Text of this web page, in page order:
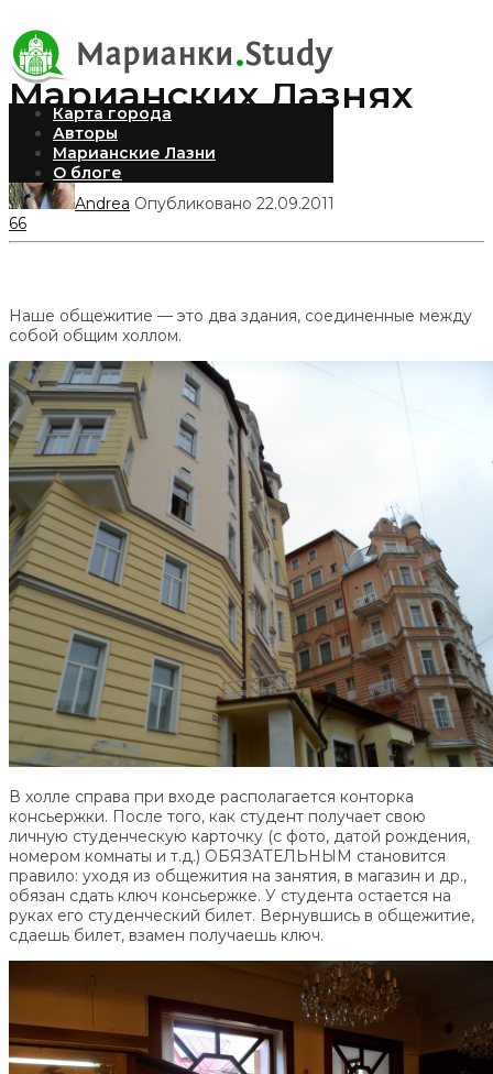
Карта города
Авторы
Марианские Лазни
О блоге
Общежитие в
Марианских Лазнях
Andrea Опубликовано 22.09.2011
66
Наше общежитие — это два здания, соединенные между
собой общим холлом.
В холле справа при входе располагается конторка
консьержки. После того, как студент получает свою
личную студенческую карточку (с фото, датой рождения,
номером комнаты и т.д.) ОБЯЗАТЕЛЬНЫМ становится
правило: уходя из общежития на занятия, в магазин и др.,
обязан сдать ключ консьержке. У студента остается на
руках его студенческий билет. Вернувшись в общежитие,
сдаешь билет, взамен получаешь ключ.